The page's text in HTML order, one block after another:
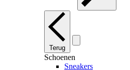
Terug
Schoenen
Sneakers